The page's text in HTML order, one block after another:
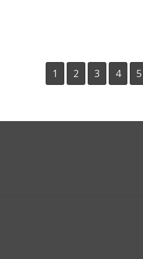
1 2 3 4 5